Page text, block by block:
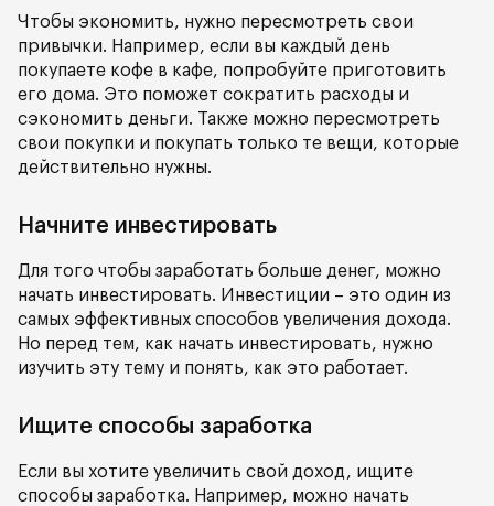
Чтобы экономить, нужно пересмотреть свои
привычки. Например, если вы каждый день
покупаете кофе в кафе, попробуйте приготовить
его дома. Это поможет сократить расходы и
сэкономить деньги. Также можно пересмотреть
свои покупки и покупать только те вещи, которые
действительно нужны.
Начните инвестировать
Для того чтобы заработать больше денег, можно
начать инвестировать. Инвестиции – это один из
самых эффективных способов увеличения дохода.
Но перед тем, как начать инвестировать, нужно
изучить эту тему и понять, как это работает.
Ищите способы заработка
Если вы хотите увеличить свой доход, ищите
способы заработка. Например, можно начать